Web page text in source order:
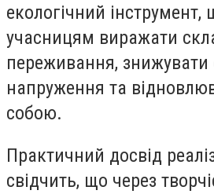
екологічний інструмент,
учасницям виражати
переживання, знижувати
напруження та
собою.
Практичний досвід
свідчить, що через